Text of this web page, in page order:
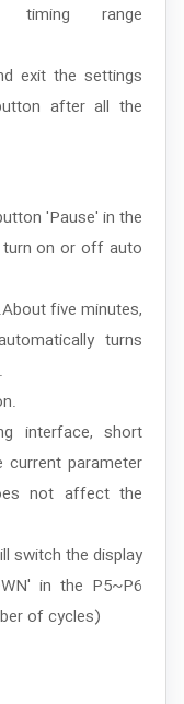
timing range
exit the settings
after all the
'Pause' in the
on or off auto
five minutes,
turns
interface, short
parameter
not affect the
switch the display
in the P5~P6
of cycles)